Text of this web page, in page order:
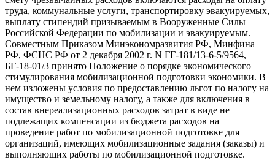
труда, коммунальные услуги, транспортировку эвакуируемых,
выплату стипендий призываемым в Вооруженные Силы
Российской Федерации по мобилизации и эвакуируемым.
Совместным Приказом Минэкономразвития РФ, Минфина
РФ, ФСНС РФ от 2 декабря 2002 г. N ГГ-181/13-6-5/9564,
БГ-18-01/3 принято Положение о порядке экономического
стимулирования мобилизационной подготовки экономики. В
нем изложены условия по предоставлению льгот по налогу на
имущество и земельному налогу, а также для включения в
состав внереализационных расходов затрат в виде не
подлежащих компенсации из бюджета расходов на
проведение работ по мобилизационной подготовке для
организаций, имеющих мобилизационные задания (заказы) и
выполняющих работы по мобилизационной подготовке.